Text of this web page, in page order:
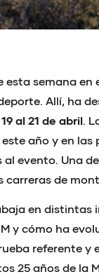
esta semana en
Allí, ha
19 al 21 de abril.
año y en las
evento. Una
carreras de
en distintas
y cómo ha
referente y
25 años de la